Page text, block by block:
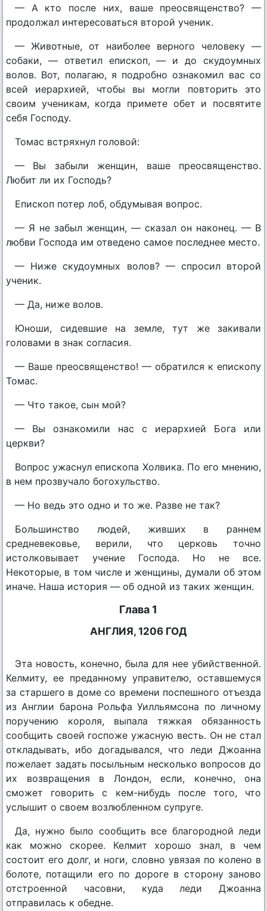
— А кто после них, ваше преосвященство? —
продолжал интересоваться второй ученик.
— Животные, от наиболее верного человеку —
собаки, — ответил епископ, — и до скудоумных
волов. Вот, полагаю, я подробно ознакомил вас со
всей иерархией, чтобы вы могли повторить это
своим ученикам, когда примете обет и посвятите
себя Господу.
Томас встряхнул головой:
— Вы забыли женщин, ваше преосвященство.
Любит ли их Господь?
Епископ потер лоб, обдумывая вопрос.
— Я не забыл женщин, — сказал он наконец. — В
любви Господа им отведено самое последнее место.
— Ниже скудоумных волов? — спросил второй
ученик.
— Да, ниже волов.
Юноши, сидевшие на земле, тут же закивали
головами в знак согласия.
— Ваше преосвященство! — обратился к епископу
Томас.
— Что такое, сын мой?
— Вы ознакомили нас с иерархией Бога или
церкви?
Вопрос ужаснул епископа Холвика. По его мнению,
в нем прозвучало богохульство.
— Но ведь это одно и то же. Разве не так?
Большинство людей, живших в раннем
средневековье, верили, что церковь точно
истолковывает учение Господа. Но не все.
Некоторые, в том числе и женщины, думали об этом
иначе. Наша история — об одной из таких женщин.
Глава 1
АНГЛИЯ, 1206 ГОД
Эта новость, конечно, была для нее убийственной.
Келмиту, ее преданному управителю, оставшемуся
за старшего в доме со времени поспешного отъезда
из Англии барона Рольфа Уилльямсона по личному
поручению короля, выпала тяжкая обязанность
сообщить своей госпоже ужасную весть. Он не стал
откладывать, ибо догадывался, что леди Джоанна
пожелает задать посыльным несколько вопросов до
их возвращения в Лондон, если, конечно, она
сможет говорить с кем-нибудь после того, что
услышит о своем возлюбленном супруге.
Да, нужно было сообщить все благородной леди
как можно скорее. Келмит хорошо знал, в чем
состоит его долг, и ноги, словно увязая по колено в
болоте, потащили его по дороге в сторону заново
отстроенной часовни, куда леди Джоанна
отправилась к обедне.